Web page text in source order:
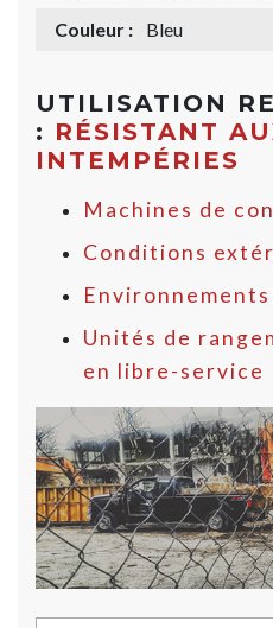
Couleur :
Bleu
UTILISATION
: RÉSISTANT
INTEMPÉRIES
Machines de
Conditions
Unités de
en libre-service